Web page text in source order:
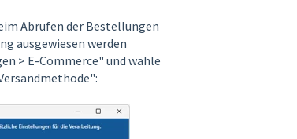
Abrufen der Bestellungen
ausgewiesen werden
> E-Commerce" und wähle